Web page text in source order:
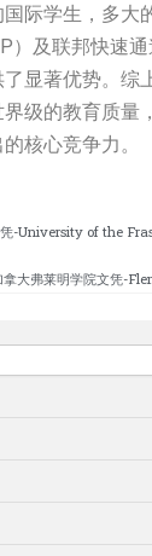
际学生，多大
）及联邦快速
显著优势。综
级的教育质量
核心竞争力。
凭-University of the
拿大弗莱明学院文凭-